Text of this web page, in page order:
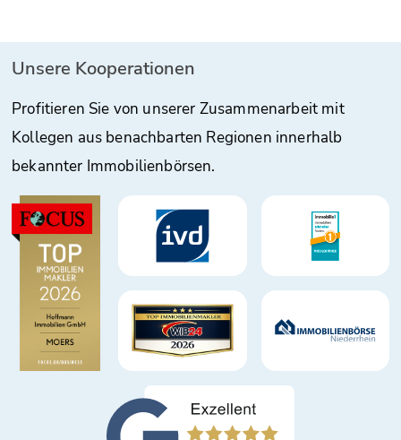
Unsere Kooperationen
Profitieren Sie von unserer Zusammenarbeit mit
Kollegen aus benachbarten Regionen innerhalb
bekannter Immobilienbörsen.